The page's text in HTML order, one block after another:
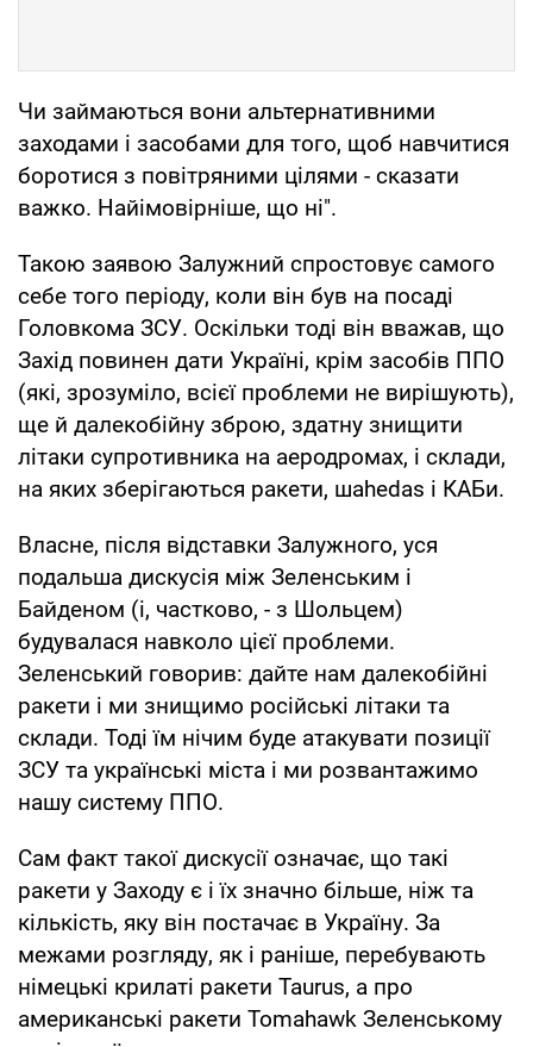
Чи займаються вони альтернативними
заходами і засобами для того, щоб навчитися
боротися з повітряними цілями - сказати
важко. Найімовірніше, що ні".
Такою заявою Залужний спростовує самого
себе того періоду, коли він був на посаді
Головкома ЗСУ. Оскільки тоді він вважав, що
Захід повинен дати Україні, крім засобів ППО
(які, зрозуміло, всієї проблеми не вирішують),
ще й далекобійну зброю, здатну знищити
літаки супротивника на аеродромах, і склади,
на яких зберігаються ракети, шаhedas і КАБи.
Власне, після відставки Залужного, уся
подальша дискусія між Зеленським і
Байденом (і, частково, - з Шольцем)
будувалася навколо цієї проблеми.
Зеленський говорив: дайте нам далекобійні
ракети і ми знищимо російські літаки та
склади. Тоді їм нічим буде атакувати позиції
ЗСУ та українські міста і ми розвантажимо
нашу систему ППО.
Сам факт такої дискусії означає, що такі
ракети у Заходу є і їх значно більше, ніж та
кількість, яку він постачає в Україну. За
межами розгляду, як і раніше, перебувають
німецькі крилаті ракети Taurus, а про
американські ракети Tomahawk Зеленському